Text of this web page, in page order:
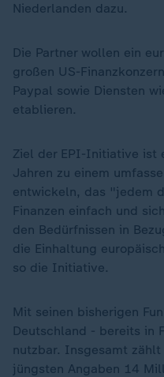
Niederlanden dazu.
Die Partner wollen ein
großen US-
Paypal sowie Diensten
etablieren.
Ziel der EPI-Initiative ist
Jahren zu einem
entwickeln, das "jedem
Finanzen einfach und
den Bedürfnissen in
die Einhaltung
so die Initiative.
Mit seinen bisherigen
Deutschland - bereits in
nutzbar. Insgesamt
jüngsten Angaben 14